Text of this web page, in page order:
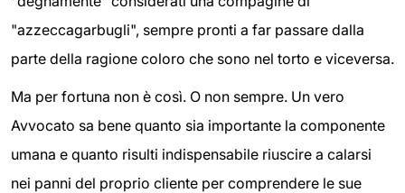
"azzeccagarbugli", sempre pronti a far passare dalla
parte della ragione coloro che sono nel torto e viceversa.
Ma per fortuna non è così. O non sempre. Un vero
Avvocato sa bene quanto sia importante la componente
umana e quanto risulti indispensabile riuscire a calarsi
nei panni del proprio cliente per comprendere le sue